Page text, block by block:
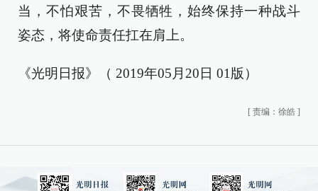
当，不怕艰苦，不畏牺牲，始终保持一种战斗
姿态，将使命责任扛在肩上。
《光明日报》（ 2019年05月20日 01版）
[ 责编：徐皓 ]